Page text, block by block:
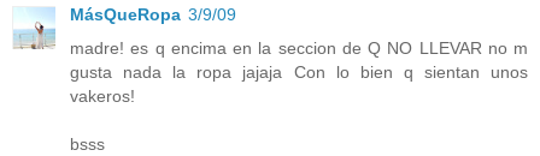
MásQueRopa 3/9/09
madre! es q encima en la seccion de Q NO LLEVAR no m
gusta nada la ropa jajaja Con lo bien q sientan unos
vakeros!
bsss